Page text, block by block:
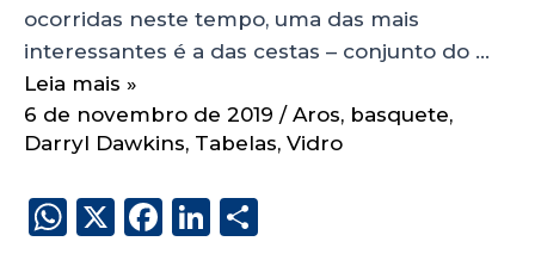
ocorridas neste tempo, uma das mais
interessantes é a das cestas – conjunto do …
Leia mais »
6 de novembro de 2019 / Aros, basquete,
Darryl Dawkins, Tabelas, Vidro
W X
F
Li